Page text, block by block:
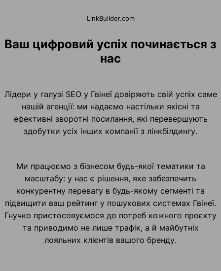
LinkBuilder.com
Ваш цифровий успіх починається з
нас
Лідери у галузі SEO у Гвінеї довіряють свій успіх саме
нашій агенції: ми надаємо настільки якісні та
ефективні зворотні посилання, які перевершують
здобутки усіх інших компанії з лінкбілдингу.
Ми працюємо з бізнесом будь-якої тематики та
масштабу: у нас є рішення, яке забезпечить
конкурентну перевагу в будь-якому сегменті та
підвищити ваш рейтинг у пошукових системах Гвінеї.
Гнучко пристосовуємося до потреб кожного проєкту
та приводимо не лише трафік, а й майбутніх
лояльних клієнтів вашого бренду.